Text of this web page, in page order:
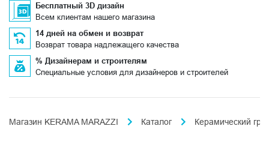
Бесплатный 3D дизайн
Всем клиентам нашего магазина
14 дней на обмен и возврат
Возврат товара надлежащего качества
% Дизайнерам и строителям
Специальные условия для дизайнеров и строителей
Магазин KERAMA MARAZZI Каталог Керамический